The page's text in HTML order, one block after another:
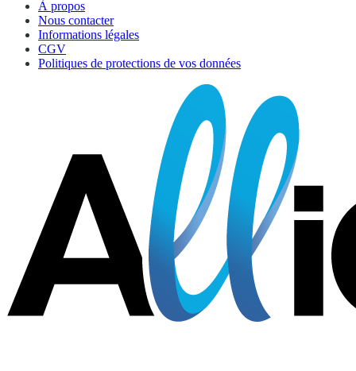
À propos
Nous contacter
Informations légales
CGV
Politiques de protections de vos données